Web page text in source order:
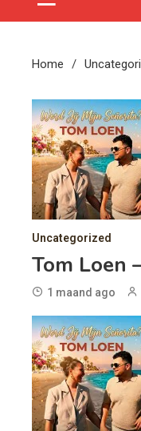
Home
Uncategorized
Tom Loen
1 maand ago